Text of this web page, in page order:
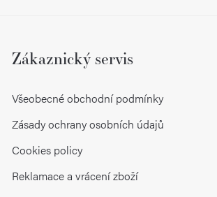
Zákaznický servis
Všeobecné obchodní podmínky
Zásady ochrany osobních údajů
Cookies policy
Reklamace a vrácení zboží